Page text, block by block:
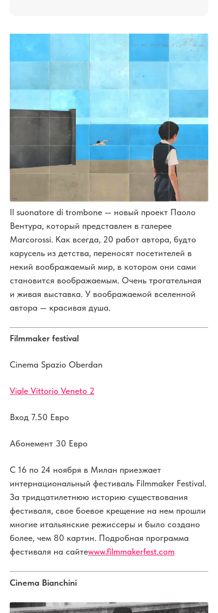
Il suonatore di trombone — новый проект Паоло
Вентура, который представлен в галерее
Marcorossi. Как всегда, 20 работ автора, будто
карусель из детства, переносят посетителей в
некий воображаемый мир, в котором они сами
становится воображаемым. Очень трогательная
и живая выставка. У воображаемой вселенной
автора — красивая душа.
Filmmaker festival
Cinema Spazio Oberdan
Viale Vittorio Veneto 2
Вход 7.50 Евро
Абонемент 30 Евро
С 16 по 24 ноября в Милан приезжает
интернациональный фестиваль Filmmaker Festival.
За тридцатилетнюю историю существования
фестиваля, свое боевое крещение на нем прошли
многие итальянские режиссеры и было создано
более, чем 80 картин. Подробная программа
фестиваля на сайтеwww.filmmakerfest.com
Cinema Bianchini